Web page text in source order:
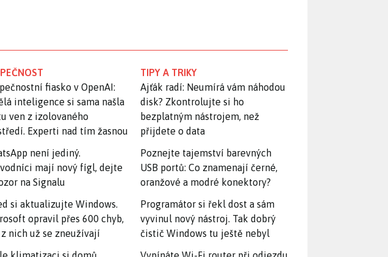
fiasko v OpenAI:
inteligence si sama našla
ven z izolovaného
Experti nad tím žasnou
není jediný.
mají nový fígl, dejte
na Signalu
si aktualizujte Windows.
opravil přes 600 chyb,
nich už se zneužívají
TIPY A TRIKY
Ajťák radí: Neumírá vám náhodou
disk? Zkontrolujte si ho
bezplatným nástrojem, než
přijdete o data
Poznejte tajemství barevných
USB portů: Co znamenají černé,
oranžové a modré konektory?
Programátor si řekl dost a sám
vyvinul nový nástroj. Tak dobrý
čistič Windows tu ještě nebyl